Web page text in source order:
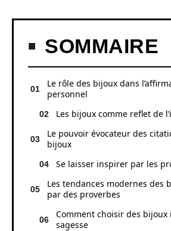
SOMMAIRE
Le rôle des bijoux dans
personnel
Les bijoux comme reflet de
Le pouvoir évocateur des
bijoux
Se laisser inspirer par les
Les tendances modernes des
par des proverbes
Comment choisir des bijoux
sagesse